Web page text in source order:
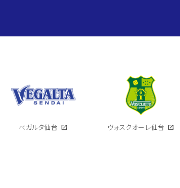
ベガルタ仙台 open_in_new ヴォスクオーレ仙台 open_in_new